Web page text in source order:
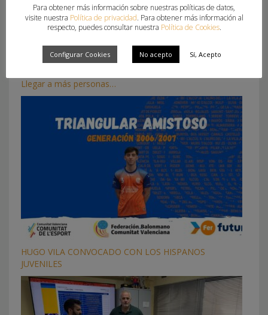
Llegar a más personas…
HUGO VILA CONVOCADO CON LOS HISPANOS
JUVENILES
Para obtener más información sobre nuestras políticas de datos,
visite nuestra Política de privacidad. Para obtener más información al
respecto, puedes consultar nuestra Política de Cookies.
Configurar Cookies No acepto Sí, Acepto